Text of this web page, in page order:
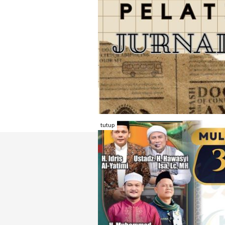
TENTANG RAMBU KOTA
REDAKSI
KONTAK KAMI
FORM
KARIR
tutup